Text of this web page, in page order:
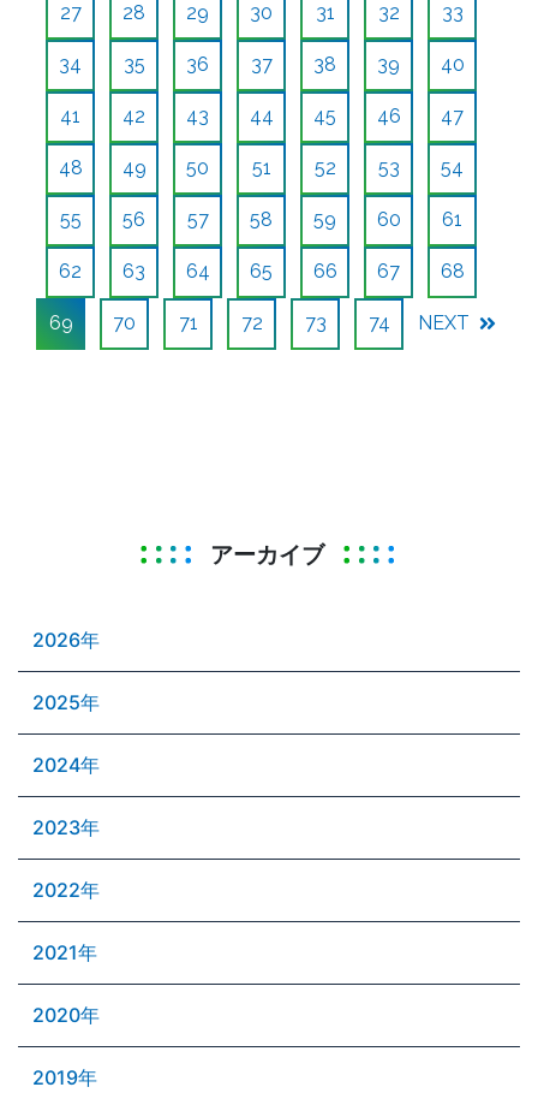
27 28 29 30 31 32 33
34 35 36 37 38 39 40
41 42 43 44 45 46 47
48 49 50 51 52 53 54
55 56 57 58 59 60 61
62 63 64 65 66 67 68
69 70 71 72 73 74 NEXT
アーカイブ
2026年
2025年
2024年
2023年
2022年
2021年
2020年
2019年